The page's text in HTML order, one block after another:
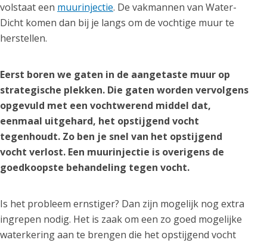
volstaat een muurinjectie. De vakmannen van Water-
Dicht komen dan bij je langs om de vochtige muur te
herstellen.
Eerst boren we gaten in de aangetaste muur op
strategische plekken. Die gaten worden vervolgens
opgevuld met een vochtwerend middel dat,
eenmaal uitgehard, het opstijgend vocht
tegenhoudt. Zo ben je snel van het opstijgend
vocht verlost. Een muurinjectie is overigens de
goedkoopste behandeling tegen vocht.
Is het probleem ernstiger? Dan zijn mogelijk nog extra
ingrepen nodig. Het is zaak om een zo goed mogelijke
waterkering aan te brengen die het opstijgend vocht